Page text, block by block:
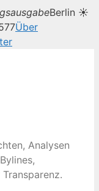
Berlin ☀
Über
Analysen